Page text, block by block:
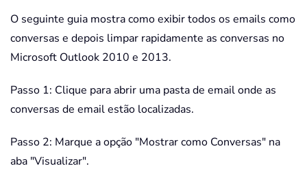
O seguinte guia mostra como exibir todos os emails como
conversas e depois limpar rapidamente as conversas no
Microsoft Outlook 2010 e 2013.
Passo 1: Clique para abrir uma pasta de email onde as
conversas de email estão localizadas.
Passo 2: Marque a opção "Mostrar como Conversas" na
aba "Visualizar".